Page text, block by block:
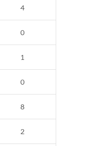
4
0
1
0
8
2